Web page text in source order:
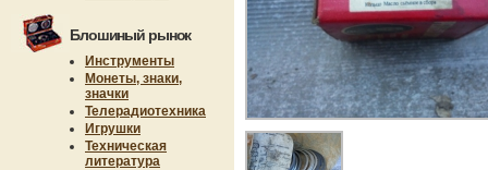
Блошиный рынок
Инструменты
Монеты, знаки,
значки
Телерадиотехника
Игрушки
Техническая
литература